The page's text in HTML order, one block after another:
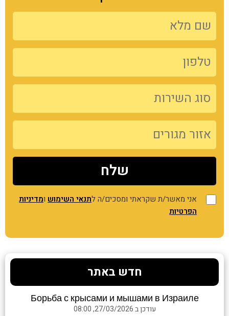
אני מאשר/ת שקראתי ומסכים/ה לתנאי השימוש ומדיניות
הפרטיות
חדש באתר
Борьба с крысами и мышами в Израиле
עודכן ב 27/03/2026, 08:00